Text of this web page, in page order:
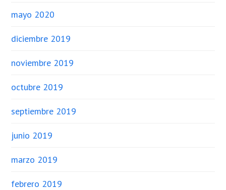
mayo 2020
diciembre 2019
noviembre 2019
octubre 2019
septiembre 2019
junio 2019
marzo 2019
febrero 2019